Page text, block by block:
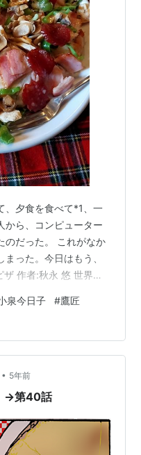
、夕食を食べて*1、一
から、コンピューター
のだった。 これがなか
った。今日はもう、
作者:秋永 悠 世界文
岡市の中心街に行く用
食べるか…としばし悩
いたので、がつんと"強
がら13:30過ぎの新静
アンアンだ」と天啓
泉今日子 #鷹匠
• 5年前
→第40話